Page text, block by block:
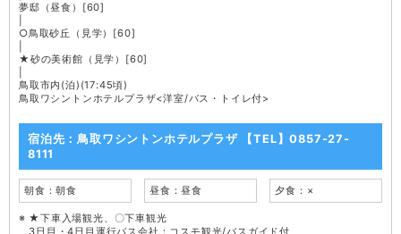
夢邸（昼食）[60]
○鳥取砂丘（見学）[60]
★砂の美術館（見学）[60]
鳥取市内(泊)(17:45頃)
鳥取ワシントンホテルプラザ<洋室/バス・トイレ付>
宿泊先：鳥取ワシントンホテルプラザ 【TEL】0857-27-
8111
朝食：朝食 昼食：昼食 夕食：×
★下車入場観光、〇下車観光